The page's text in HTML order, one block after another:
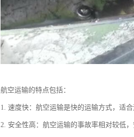
航空运输的特点包括：
1. 速度快：航空运输是快的运输方式，适
2. 安全性高：航空运输的事故率相对较低，